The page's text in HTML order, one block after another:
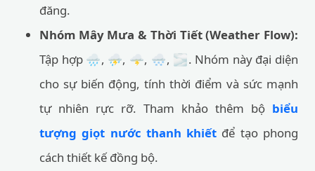
đăng.
Nhóm Mây Mưa & Thời Tiết (Weather Flow):
Tập hợp 🌧️, ⛈️, 🌩️, 🌨️, 🌫️. Nhóm này đại diện
cho sự biến động, tính thời điểm và sức mạnh
tự nhiên rực rỡ. Tham khảo thêm bộ biểu
tượng giọt nước thanh khiết để tạo phong
cách thiết kế đồng bộ.